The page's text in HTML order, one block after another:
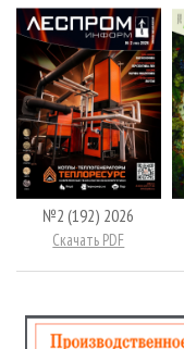
№2 (192) 2026
Скачать PDF